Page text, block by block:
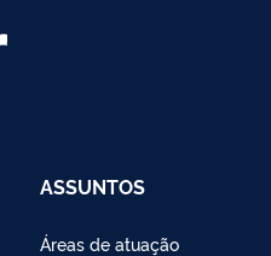
ASSUNTOS
Áreas de atuação